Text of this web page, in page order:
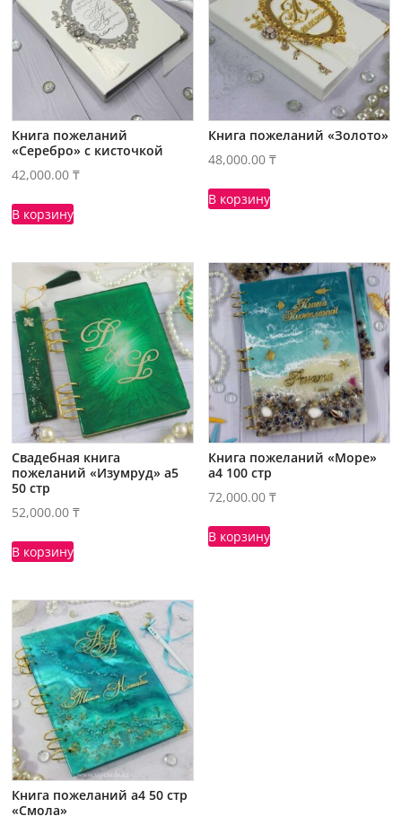
Книга пожеланий
«Серебро» с кисточкой
42,000.00₸
В корзину
Книга пожеланий «Золото»
48,000.00₸
В корзину
Свадебная книга
пожеланий «Изумруд» а5
50 стр
52,000.00₸
В корзину
Книга пожеланий «Море»
а4 100 стр
72,000.00₸
В корзину
Книга пожеланий а4 50 стр
«Смола»